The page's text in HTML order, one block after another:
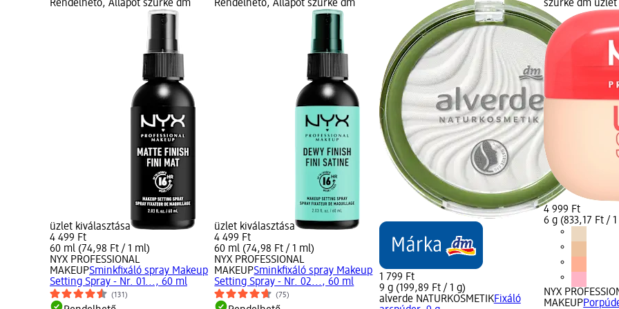
Rendelhető, Állapot szürke dm
üzlet kiválasztása
4 499 Ft
60 ml (74,98 Ft / 1 ml)
NYX PROFESSIONAL
MAKEUPSminkfixáló spray Makeup
Setting Spray - Nr. 01..., 60 ml
(131)
Rendelhető, Állapot szürke dm
üzlet kiválasztása
4 499 Ft
60 ml (74,98 Ft / 1 ml)
NYX PROFESSIONAL
MAKEUPSminkfixáló spray Makeup
Setting Spray - Nr. 02..., 60 ml
(75)
1 799 Ft
9 g (199,89 Ft / 1 g)
alverde NATURKOSMETIKFixáló
szürke dm üzlet
4 999 Ft
6 g (833,17 Ft / 1
NYX
MAKEUP